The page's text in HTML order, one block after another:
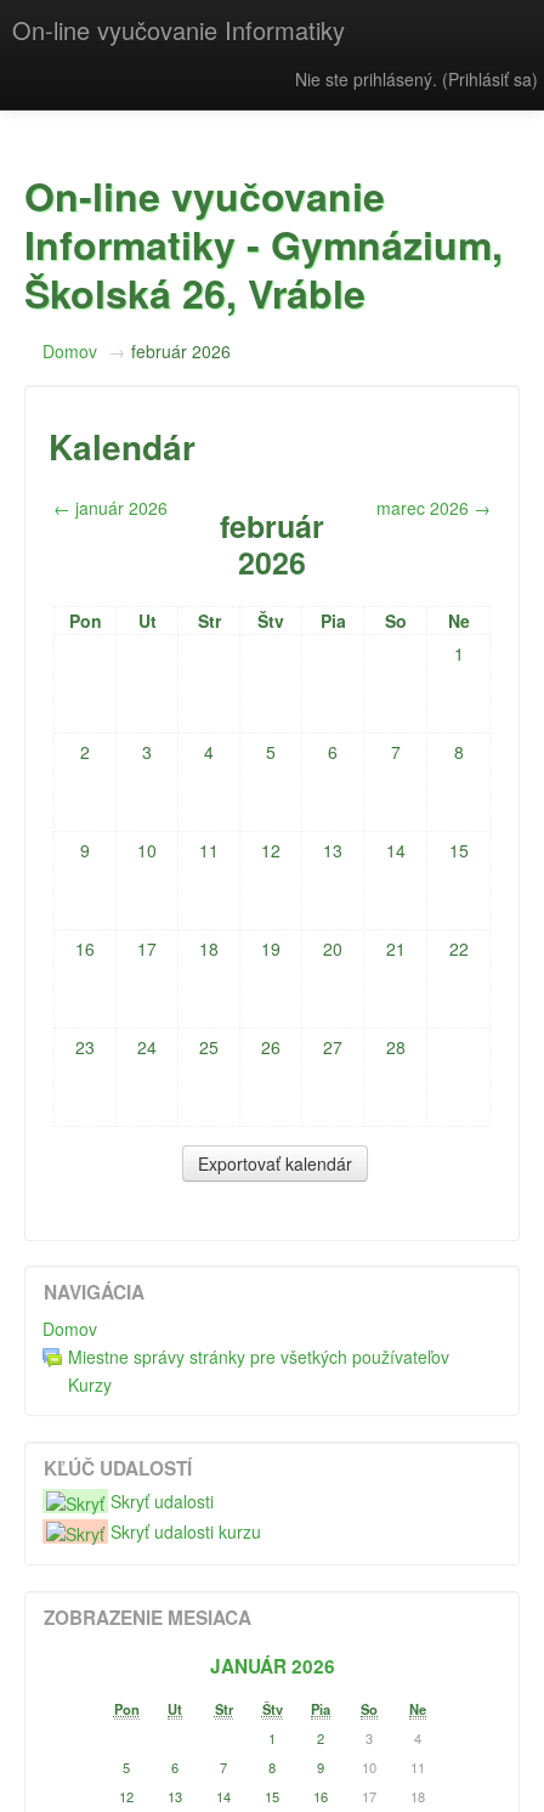
On-line vyučovanie Informatiky
Nie ste prihlásený. (Prihlásiť sa)
On-line vyučovanie
Informatiky - Gymnázium,
Školská 26, Vráble
Domov → február 2026
Kalendár
← január 2026
február
2026
marec 2026 →
Pon Ut Str Štv Pia So
Ne
1
2 3 4 5 6 7 8
9 10 11 12 13 14 15
16 17 18 19 20 21 22
23 24 25 26 27 28
NAVIGÁCIA
Domov
Miestne správy stránky pre všetkých používateľov
Kurzy
KĽÚČ UDALOSTÍ
Skryť udalosti
Skryť udalosti kurzu
ZOBRAZENIE MESIACA
JANUÁR 2026
Pon Ut Str Štv Pia So
Ne
1
2 3
4
5
6 7 8 9 10
11
12
13 14 15 16 17
18